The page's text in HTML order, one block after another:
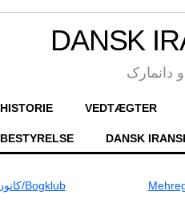
DANSK
دانمارک
HISTORIE VEDTÆGTER
BESTYRELSE DANSK
کانون ادبیات داستانی/Bogklub